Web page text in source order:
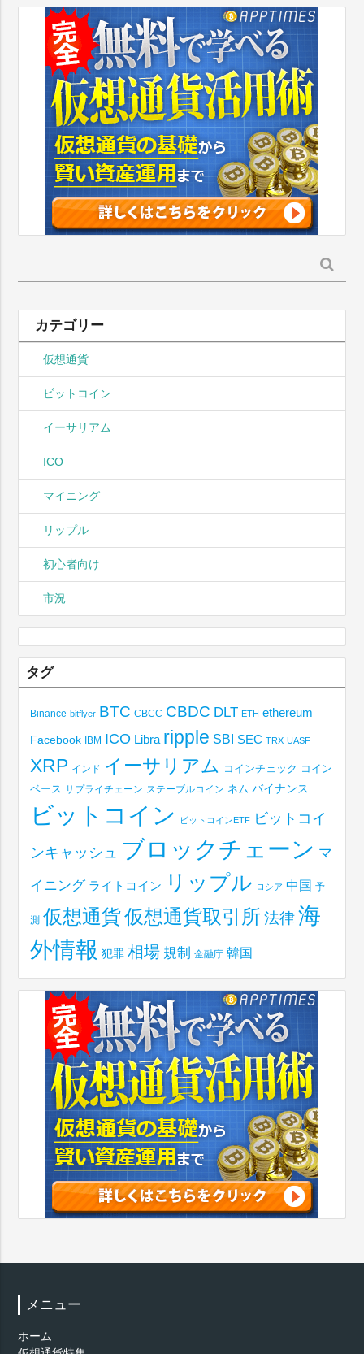
索:
カテゴリー
仮想通貨
ビットコイン
イーサリアム
ICO
マイニング
リップル
初心者向け
市況
タグ
Binance bitflyer BTC CBCC CBDC DLT ETH ethereum
Facebook IBM ICO Libra ripple SBI SEC TRX UASF
XRP インド イーサリアム コインチェック コイン
ベース サプライチェーン ステーブルコイン ネム バイナンス
ビットコイン ビットコインETF ビットコイ
ンキャッシュ ブロックチェーン マ
イニング ライトコイン リップル ロシア 中国 予
測 仮想通貨仮想通貨取引所 法律 海
外情報 犯罪 相場 規制 金融庁 韓国
メニュー
ホーム